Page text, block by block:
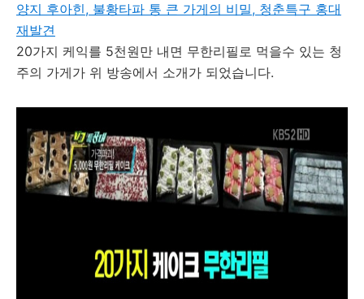
양지 후아힌, 불황타파 통 큰 가게의 비밀, 청춘특구 홍대
재발견
20가지 케익를 5천원만 내면 무한리필로 먹을수 있는 청
주의 가게가 위 방송에서 소개가 되었습니다.